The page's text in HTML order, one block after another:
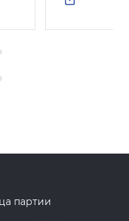
партии